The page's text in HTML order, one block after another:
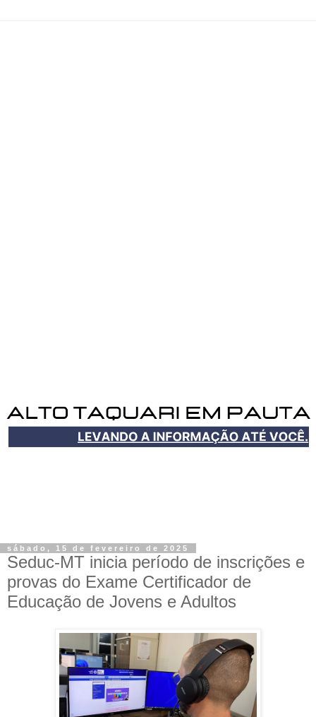
sábado, 15 de fevereiro de 2025
Seduc-MT inicia período de inscrições e
provas do Exame Certificador de
Educação de Jovens e Adultos